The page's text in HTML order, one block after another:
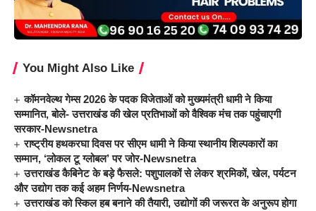
You Might Also Like
कॉमनवेल्थ गेम्स 2026 के पदक विजेताओं को मुख्यमंत्री धामी ने किया
सम्मानित, बोले- उत्तराखंड की खेल प्रतिभाओं को वैश्विक मंच तक पहुंचाएगी
सरकार-Newsnetra
राष्ट्रीय हथकरघा दिवस पर सीएम धामी ने किया स्थानीय शिल्पकारों का
सम्मान, ‘लोकल टू ग्लोबल’ पर जोर-Newsnetra
उत्तराखंड कैबिनेट के बड़े फैसले: पशुपालकों से लेकर श्रमिकों, खेल, पर्यटन
और उद्योग तक कई अहम निर्णय-Newsnetra
उत्तराखंड को स्किल हब बनाने की तैयारी, उद्योगों की जरूरत के अनुरूप होगा